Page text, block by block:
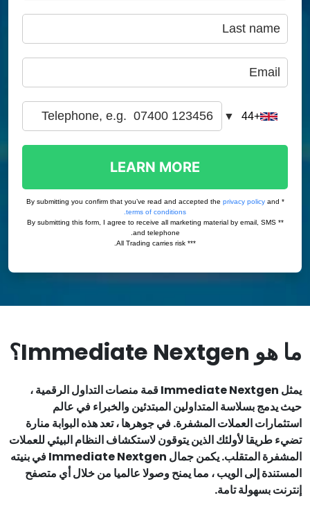
ما هو Immediate Nextgen؟
يمثل Immediate Nextgen قمة منصات التداول الرقمية ،
حيث يدمج بسلاسة المتداولين المبتدئين والخبراء في عالم
استثمارات العملات المشفرة. في جوهرها ، تعد هذه البوابة منارة
تضيء طريقا لأولئك الذين يتوقون لاستكشاف النظام البيئي للعملات
المشفرة المتقلب. يكمن جمال Immediate Nextgen في بنيته
المستندة إلى الويب ، مما يمنح وصولا عالميا من خلال أي متصفح
إنترنت بسهولة تامة.